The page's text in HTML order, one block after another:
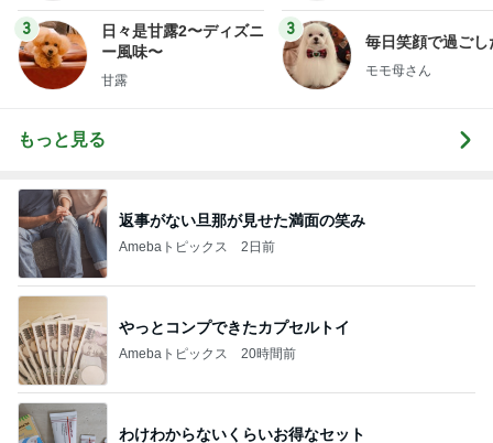
3
日々是甘露2〜ディズニ
ー風味〜
甘露
3
毎日笑顔で過ごし
モモ母さん
もっと見る
返事がない旦那が見せた満面の笑み
Amebaトピックス 2日前
やっとコンプできたカプセルトイ
Amebaトピックス 20時間前
わけわからないくらいお得なセット